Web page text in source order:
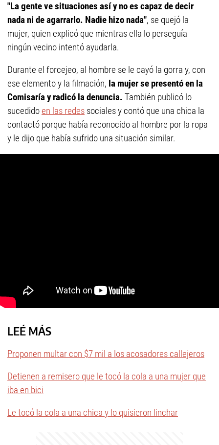
"La gente ve situaciones así y no es capaz de decir
nada ni de agarrarlo. Nadie hizo nada", se quejó la
mujer, quien explicó que mientras ella lo perseguía
ningún vecino intentó ayudarla.
Durante el forcejeo, al hombre se le cayó la gorra y, con
ese elemento y la filmación, la mujer se presentó en la
Comisaría y radicó la denuncia. También publicó lo
sucedido en las redes sociales y contó que una chica la
contactó porque había reconocido al hombre por la ropa
y le dijo que había sufrido una situación similar.
LEÉ MÁS
Proponen multar con $7 mil a los acosadores callejeros
Detienen a remisero que le tocó la cola a una mujer que
iba en bici
Le tocó la cola a una chica y lo quisieron linchar